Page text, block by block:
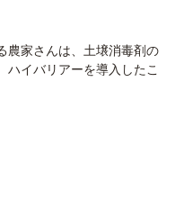
農家さんは、土壌消毒剤の
ハイバリアーを導入したこ